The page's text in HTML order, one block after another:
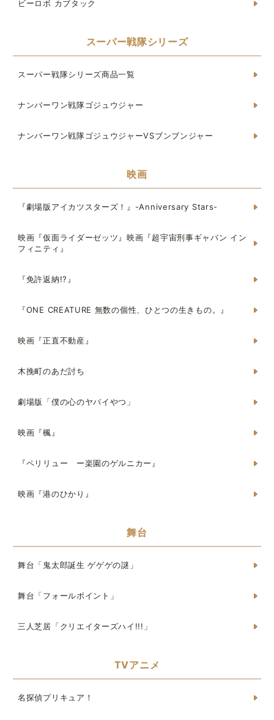
ビーロボ カブタック
スーパー戦隊シリーズ
スーパー戦隊シリーズ商品一覧
ナンバーワン戦隊ゴジュウジャー
ナンバーワン戦隊ゴジュウジャーVSブンブンジャー
映画
『劇場版アイカツスターズ！』-Anniversary Stars-
映画『仮面ライダーゼッツ』映画『超宇宙刑事ギャバン イン
フィニティ』
『免許返納!?』
『ONE CREATURE 無数の個性、ひとつの生きもの。』
映画『正直不動産』
木挽町のあだ討ち
劇場版「僕の心のヤバイやつ」
映画『楓』
『ペリリュー ー楽園のゲルニカー』
映画『港のひかり』
舞台
舞台「鬼太郎誕生 ゲゲゲの謎」
舞台「フォールポイント」
三人芝居「クリエイターズハイ!!!」
TVアニメ
名探偵プリキュア！